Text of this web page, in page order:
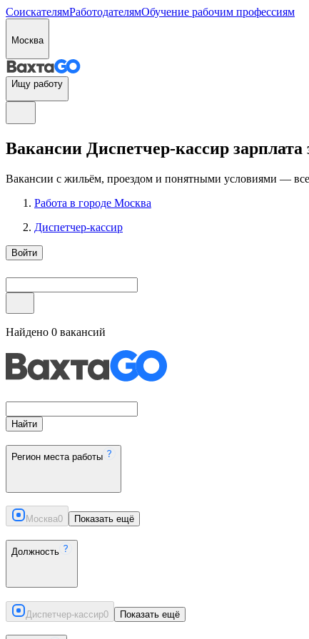
СоискателямРаботодателямОбучение рабочим профессиям
Москва
Ищу работу
Вакансии Диспетчер-кассир зарплата
Вакансии с жильём, проездом и понятными условиями —
Работа в городе Москва
Диспетчер-кассир
Войти
Найдено 0 вакансий
Найти
Регион места работы
Москва0 Показать ещё
Должность
Диспетчер-кассир0 Показать ещё